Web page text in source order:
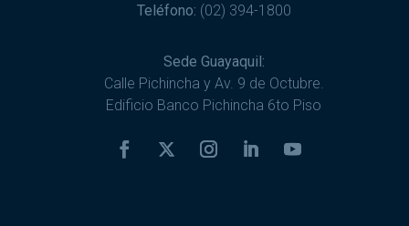
Teléfono: (02) 394-1800
Sede Guayaquil:
Calle Pichincha y Av. 9 de Octubre.
Edificio Banco Pichincha 6to Piso